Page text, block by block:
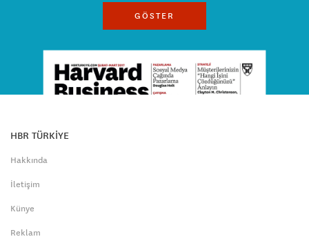
GÖSTER
HBR TÜRKİYE
Hakkında
İletişim
Künye
Reklam